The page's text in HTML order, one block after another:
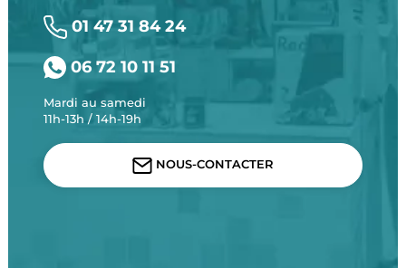
01 47 31 84 24
06 72 10 11 51
Mardi au samedi
11h-13h / 14h-19h
NOUS-CONTACTER